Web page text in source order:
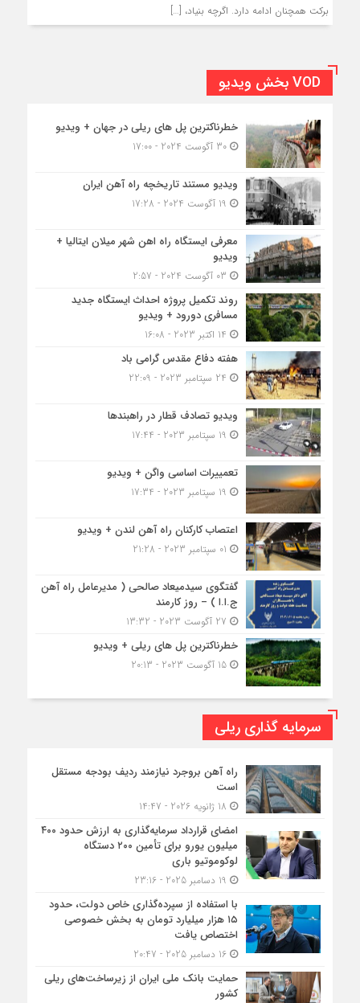
برکت همچنان ادامه دارد. اگرچه بنیاد، […]
VOD بخش ویدیو
خطرناکترین پل های ریلی در جهان + ویدیو
30 آگوست 2024 - 17:00
ویدیو مستند تاریخچه راه آهن ایران
معرفی ایستگاه راه اهن شهر میلان ایتالیا +
ویدیو
روند تکمیل پروژه احداث ایستگاه جدید
مسافری دورود + ویدیو
هفته دفاع مقدس گرامی باد
ویدیو تصادف قطار در راهبندها
تعمییرات اساسی واگن + ویدیو
اعتصاب کارکنان راه آهن لندن + ویدیو
گفتگوی سیدمیعاد صالحی ( مدیرعامل راه آهن
ج.ا.ا ) – روز کارمند
خطرناکترین پل های ریلی + ویدیو
15 آگوست 2023 - 20:13
سرمایه گذاری ریلی
راه آهن بروجرد نیازمند ردیف بودجه مستقل
است
امضای قرارداد سرمایه‌گذاری به ارزش حدود ۴۰۰
میلیون یورو برای تأمین ۲۰۰ دستگاه
لوکوموتیو باری
با استفاده از سپرده‌گذاری خاص دولت، حدود
۱۵ هزار میلیارد تومان به بخش خصوصی
اختصاص یافت
16 دسامبر 2025 - 20:47
حمایت بانک ملی ایران از زیرساخت‌های ریلی
کشور